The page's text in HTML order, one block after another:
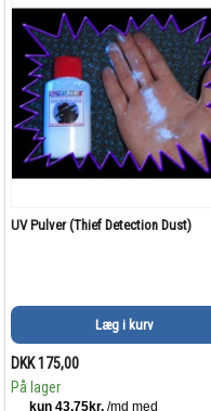
UV Pulver (Thief Detection Dust)
Læg i kurv
DKK 175,00
På lager